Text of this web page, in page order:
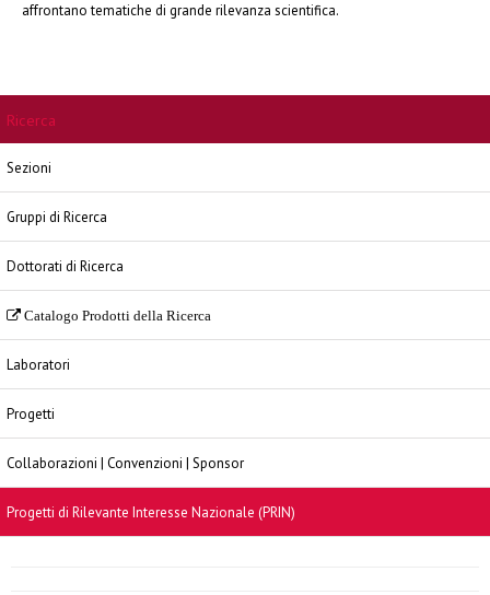
affrontano tematiche di grande rilevanza scientifica.
Ricerca
Sezioni
Gruppi di Ricerca
Dottorati di Ricerca
Catalogo Prodotti della Ricerca
Laboratori
Progetti
Collaborazioni | Convenzioni | Sponsor
Progetti di Rilevante Interesse Nazionale (PRIN)